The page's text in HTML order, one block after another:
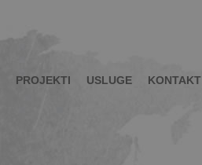
PROJEKTI USLUGE KONTAKT